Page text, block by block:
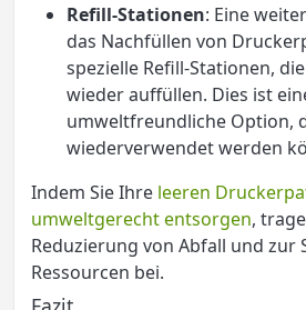
Refill-Stationen: Eine
das Nachfüllen von
spezielle Refill-Stationen,
wieder auffüllen. Dies ist
umweltfreundliche Option,
wiederverwendet werden
Indem Sie Ihre leeren
umweltgerecht entsorgen,
Reduzierung von Abfall und zur
Ressourcen bei.